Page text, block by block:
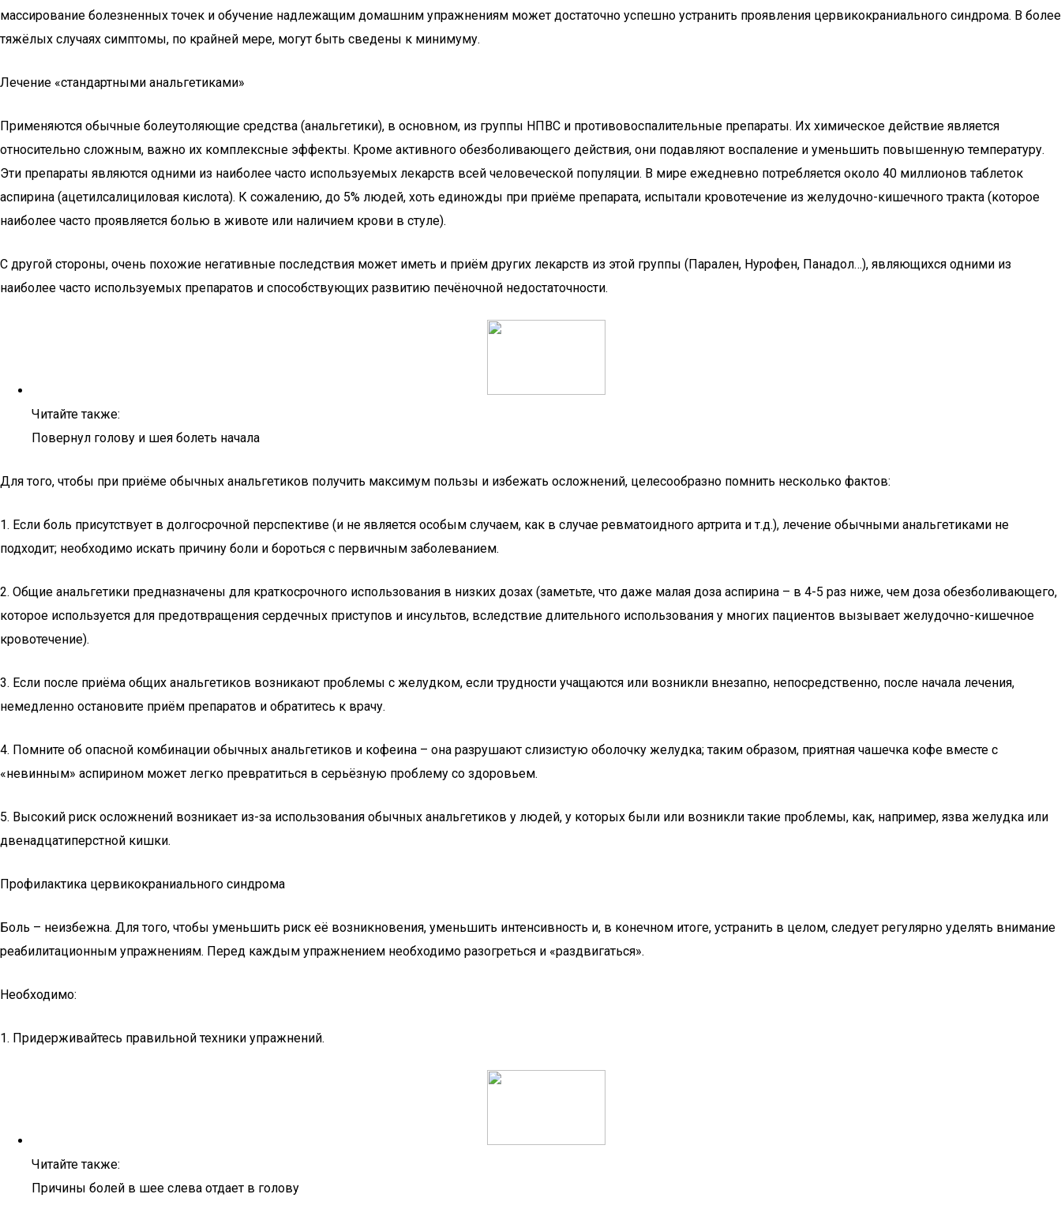
массирование болезненных точек и обучение надлежащим домашним упражнениям может достаточно успешно устранить проявления цервикокраниального синдрома. В более
тяжёлых случаях симптомы, по крайней мере, могут быть сведены к минимуму.
Лечение «стандартными анальгетиками»
Применяются обычные болеутоляющие средства (анальгетики), в основном, из группы НПВС и противовоспалительные препараты. Их химическое действие является
относительно сложным, важно их комплексные эффекты. Кроме активного обезболивающего действия, они подавляют воспаление и уменьшить повышенную температуру.
Эти препараты являются одними из наиболее часто используемых лекарств всей человеческой популяции. В мире ежедневно потребляется около 40 миллионов таблеток
аспирина (ацетилсалициловая кислота). К сожалению, до 5% людей, хоть единожды при приёме препарата, испытали кровотечение из желудочно-кишечного тракта (которое
наиболее часто проявляется болью в животе или наличием крови в стуле).
С другой стороны, очень похожие негативные последствия может иметь и приём других лекарств из этой группы (Парален, Нурофен, Панадол…), являющихся одними из
наиболее часто используемых препаратов и способствующих развитию печёночной недостаточности.
Читайте также:
Повернул голову и шея болеть начала
Для того, чтобы при приёме обычных анальгетиков получить максимум пользы и избежать осложнений, целесообразно помнить несколько фактов:
1. Если боль присутствует в долгосрочной перспективе (и не является особым случаем, как в случае ревматоидного артрита и т.д.), лечение обычными анальгетиками не
подходит; необходимо искать причину боли и бороться с первичным заболеванием.
2. Общие анальгетики предназначены для краткосрочного использования в низких дозах (заметьте, что даже малая доза аспирина – в 4-5 раз ниже, чем доза обезболивающего,
которое используется для предотвращения сердечных приступов и инсультов, вследствие длительного использования у многих пациентов вызывает желудочно-кишечное
кровотечение).
3. Если после приёма общих анальгетиков возникают проблемы с желудком, если трудности учащаются или возникли внезапно, непосредственно, после начала лечения,
немедленно остановите приём препаратов и обратитесь к врачу.
4. Помните об опасной комбинации обычных анальгетиков и кофеина – она разрушают слизистую оболочку желудка; таким образом, приятная чашечка кофе вместе с
«невинным» аспирином может легко превратиться в серьёзную проблему со здоровьем.
5. Высокий риск осложнений возникает из-за использования обычных анальгетиков у людей, у которых были или возникли такие проблемы, как, например, язва желудка или
двенадцатиперстной кишки.
Профилактика цервикокраниального синдрома
Боль – неизбежна. Для того, чтобы уменьшить риск её возникновения, уменьшить интенсивность и, в конечном итоге, устранить в целом, следует регулярно уделять внимание
реабилитационным упражнениям. Перед каждым упражнением необходимо разогреться и «раздвигаться».
Необходимо:
1. Придерживайтесь правильной техники упражнений.
Читайте также:
Причины болей в шее слева отдает в голову